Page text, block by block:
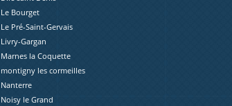
Le Bourget
Le Pré-Saint-Gervais
Livry-Gargan
Marnes la Coquette
montigny les cormeilles
Nanterre
Noisy le Grand